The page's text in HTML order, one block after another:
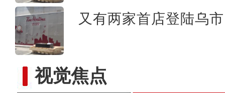
又有两家首店登陆乌
视觉焦点新疆喀什古城日接待游客